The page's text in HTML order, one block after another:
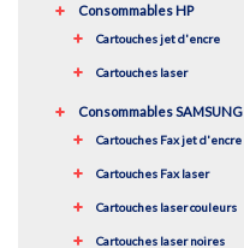
Consommables HP
Cartouches jet d'encre
Cartouches laser
Consommables SAMSUNG
Cartouches Fax jet d'encre
Cartouches Fax laser
Cartouches laser couleurs
Cartouches laser noires